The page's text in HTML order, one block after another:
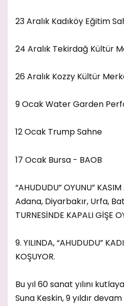
23 Aralık Kadıköy Eğitim
24 Aralık Tekirdağ Kültür
26 Aralık Kozzy Kültür
9 Ocak Water Garden
12 Ocak Trump Sahne
17 Ocak Bursa - BAOB
“AHUDUDU” OYUNU”
Adana, Diyarbakır, Urfa,
TURNESİNDE KAPALI GİŞE
9. YILINDA, “AHUDUDU”
KOŞUYOR.
Bu yıl 60 sanat yılını
Suna Keskin, 9 yıldır